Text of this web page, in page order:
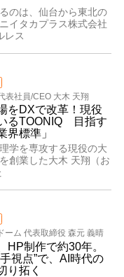
のは、仙台から東北の
イタカプラス株式会社
レス
表社員/CEO 大木 天翔
をDXで改革！現役
るTOONIQ 目指す
界標準」
学を専攻する現役の大
創業した大木 天翔（お
ーム 代表取締役 森元 義晴
HP制作で約30年。
視点”で、AI時代の
り拓く